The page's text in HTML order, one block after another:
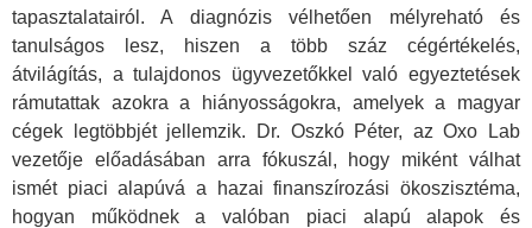
tapasztalatairól. A diagnózis vélhetően mélyreható és
tanulságos lesz, hiszen a több száz cégértékelés,
átvilágítás, a tulajdonos ügyvezetőkkel való egyeztetések
rámutattak azokra a hiányosságokra, amelyek a magyar
cégek legtöbbjét jellemzik. Dr. Oszkó Péter, az Oxo Lab
vezetője előadásában arra fókuszál, hogy miként válhat
ismét piaci alapúvá a hazai finanszírozási ökoszisztéma,
hogyan működnek a valóban piaci alapú alapok és